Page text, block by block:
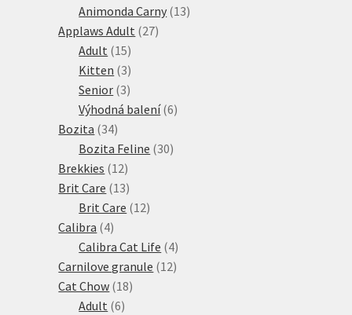
produktů
Animonda Carny 1313
Applaws Adult 2727
Adult 1515
produktů
Kitten 33
produkty
Senior 33
produkty
Výhodná balení 66
Bozita 3434
produktů
Bozita Feline 3030
Brekkies 1212
produktů
Brit Care 1313
produktů
Brit Care 1212
Calibra 44
produkty
Calibra Cat Life 44
produkty
Carnilove granule 1212
Cat Chow 1818
Adult 66